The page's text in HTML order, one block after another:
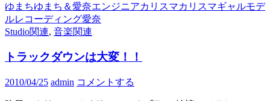
ゆまちゆまち＆愛奈エンジニアカリスマカリスマギャルモデ
ルレコーディング愛奈
Studio関連, 音楽関連
トラックダウンは大変！！
2010/04/25 admin コメントする